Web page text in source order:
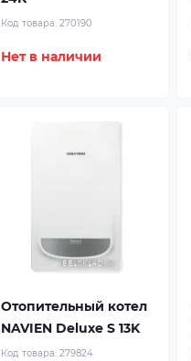
Код товара: 270190
Нет в наличии
Отопительный котел
NAVIEN Deluxe S 13K
Код товара: 279824